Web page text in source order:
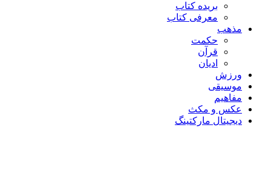
بریده کتاب
معرفی کتاب
مذهب
حکمت
قرآن
ادیان
ورزش
موسیقی
مفاهیم
عکس و مکث
دیجیتال مارکتینگ